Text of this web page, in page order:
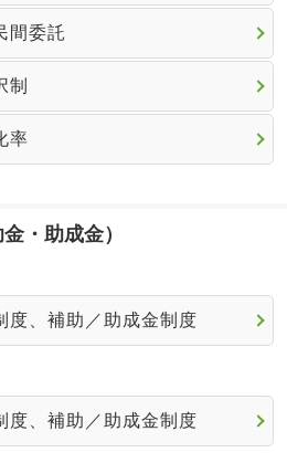
間委託
制
率
・助成金）
度、補助／助成金制度
度、補助／助成金制度